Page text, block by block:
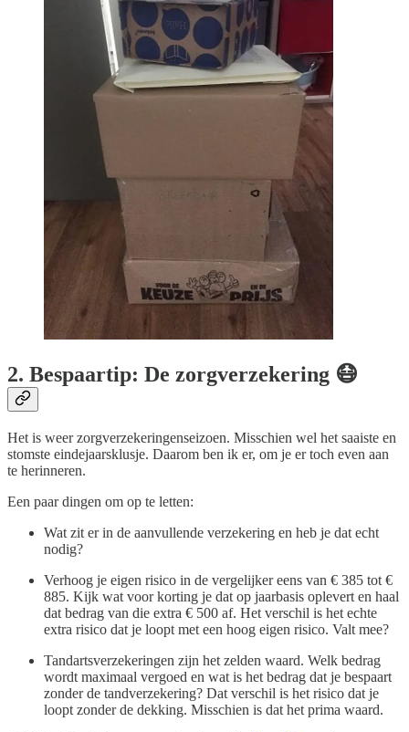
2. Bespaartip: De zorgverzekering 😷
Het is weer zorgverzekeringenseizoen. Misschien wel het saaiste en
stomste eindejaarsklusje. Daarom ben ik er, om je er toch even aan
te herinneren.
Een paar dingen om op te letten:
Wat zit er in de aanvullende verzekering en heb je dat echt
nodig?
Verhoog je eigen risico in de vergelijker eens van € 385 tot €
885. Kijk wat voor korting je dat op jaarbasis oplevert en haal
dat bedrag van die extra € 500 af. Het verschil is het echte
extra risico dat je loopt met een hoog eigen risico. Valt mee?
Tandartsverzekeringen zijn het zelden waard. Welk bedrag
wordt maximaal vergoed en wat is het bedrag dat je bespaart
zonder de tandverzekering? Dat verschil is het risico dat je
loopt zonder de dekking. Misschien is dat het prima waard.